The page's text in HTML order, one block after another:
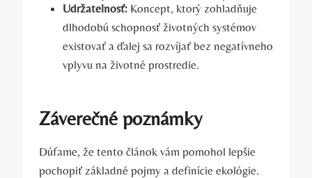
Udržateľnosť: Koncept, ktorý zohľadňuje
dlhodobú schopnosť životných systémov
existovať a ďalej‌ sa rozvíjať bez negatívneho
vplyvu ‌na životné prostredie.
Záverečné ⁤poznámky
Dúfame, že tento článok vám pomohol lepšie
pochopiť základné pojmy ‍a definície ekológie.